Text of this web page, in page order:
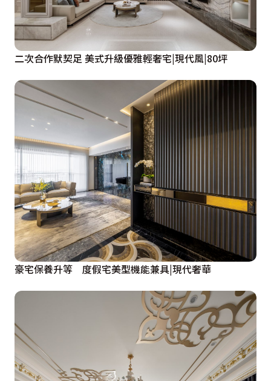
二次合作默契足 美式升級優雅輕奢宅|現代風|80坪
豪宅保養升等 度假宅美型機能兼具|現代奢華